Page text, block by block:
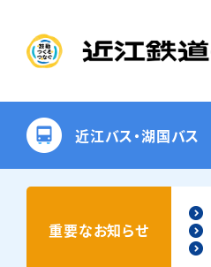
近江バス・湖国バス
重要なお知らせ